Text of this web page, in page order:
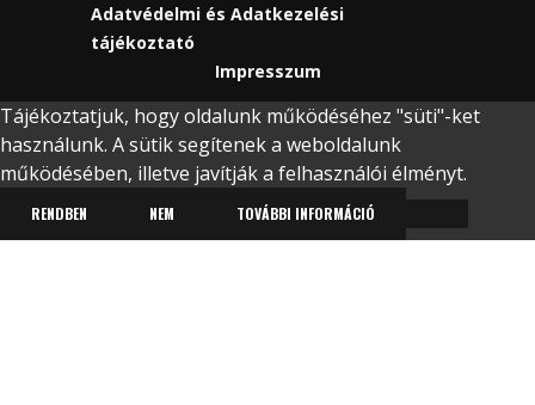
Adatvédelmi és Adatkezelési
tájékoztató
Impresszum
Tájékoztatjuk, hogy oldalunk működéséhez "süti"-ket
használunk. A sütik segítenek a weboldalunk
működésében, illetve javítják a felhasználói élményt.
RENDBEN NEM TOVÁBBI INFORMÁCIÓ